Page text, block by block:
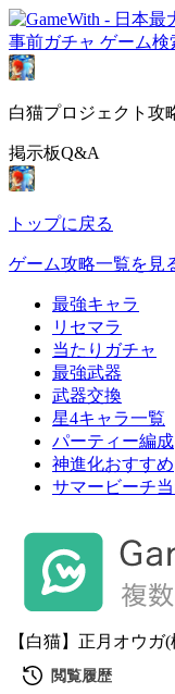
事前ガチャ ゲーム検
白猫プロジェクト攻
掲示板Q&A
トップに戻る
ゲーム攻略一覧を見
最強キャラ
リセマラ
当たりガチャ
最強武器
武器交換
星4キャラ一覧
パーティー編成
神進化おすすめ
サマービーチ当
【白猫】正月オウガ